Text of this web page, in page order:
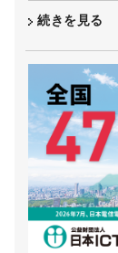
続きを見る